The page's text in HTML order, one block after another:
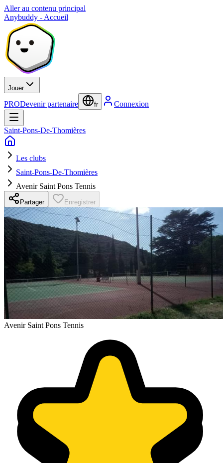
Aller au contenu principal
Anybuddy - Accueil
Jouer
PRODevenir partenaire fr Connexion
Saint-Pons-De-Thomières
Les clubs
Saint-Pons-De-Thomières
Avenir Saint Pons Tennis
Partager Enregistrer
Avenir Saint Pons Tennis